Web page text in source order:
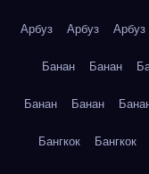
Арбуз Арбуз Арбуз
Банан Банан
Банан Банан
Бангкок Бангкок